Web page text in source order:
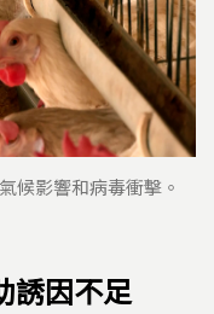
候影響和病毒衝擊。
誘因不足